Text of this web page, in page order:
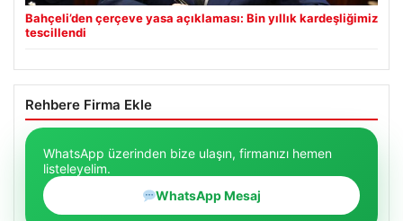
Bahçeli’den çerçeve yasa açıklaması: Bin yıllık kardeşliğimiz
tescillendi
Rehbere Firma Ekle
WhatsApp üzerinden bize ulaşın, firmanızı hemen
listeleyelim.
WhatsApp Mesaj